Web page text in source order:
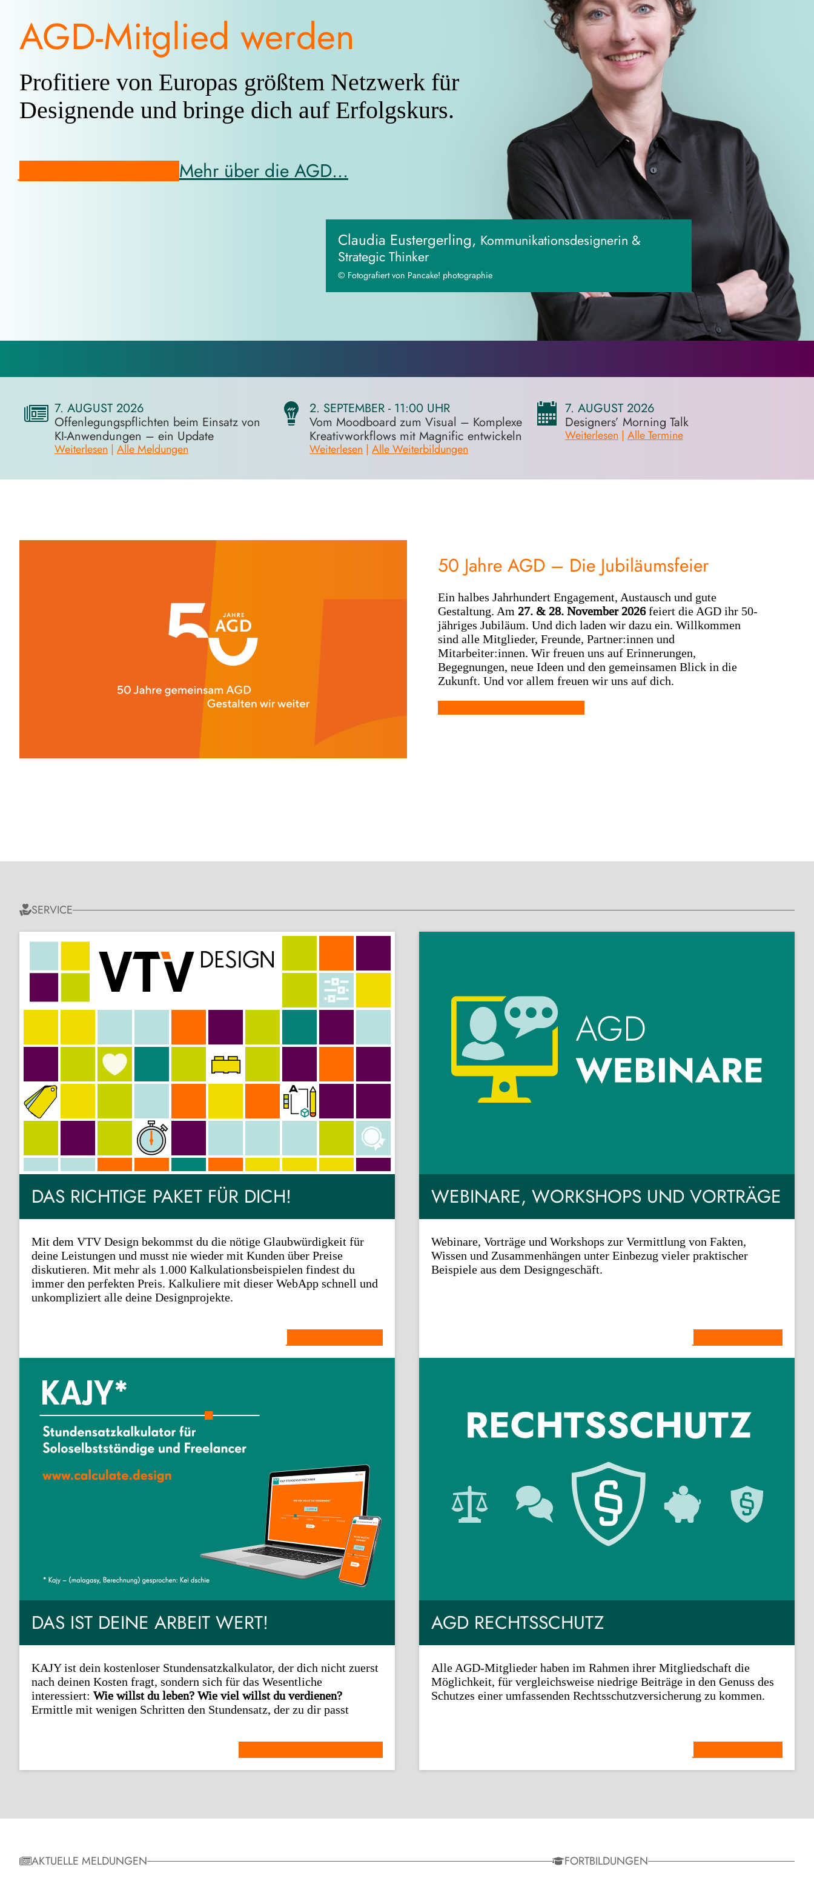
AGD-Mitglied werden
Profitiere von Europas größtem Netzwerk für
Designende und bringe dich auf Erfolgskurs.
Mehr über die AGD…
Claudia Eustergerling, Kommunikationsdesignerin &
Strategic Thinker
© Fotografiert von Pancake! photographie
7. AUGUST 2026
Offenlegungspflichten beim Einsatz von
KI-Anwendungen – ein Update
Weiterlesen | Alle Meldungen
2. SEPTEMBER - 11:00 UHR
Vom Moodboard zum Visual – Komplexe
Kreativworkflows mit Magnific entwickeln
Weiterlesen |Alle Weiterbildungen
7. AUGUST 2026
Designers’ Morning Talk
Weiterlesen | Alle Termine
50 Jahre AGD – Die Jubiläumsfeier
Ein halbes Jahrhundert Engagement, Austausch und gute
Gestaltung. Am27. & 28. November 2026feiert die AGD ihr 50-
jähriges Jubiläum. Und dich laden wir dazu ein. Willkommen
sind alle Mitglieder, Freunde, Partner:innen und
Mitarbeiter:innen. Wir freuen uns auf Erinnerungen,
Begegnungen, neue Ideen und den gemeinsamen Blick in die
Zukunft. Und vor allem freuen wir uns auf dich.
SERVICE
DAS RICHTIGE PAKET FÜR DICH!
Mit dem VTV Design bekommst du die nötige Glaubwürdigkeit für
deine Leistungen und musst nie wieder mit Kunden über Preise
diskutieren. Mit mehr als 1.000 Kalkulationsbeispielen findest du
immer den perfekten Preis. Kalkuliere mit dieser WebApp schnell und
unkompliziert alle deine Designprojekte.
WEBINARE, WORKSHOPS UND VORTRÄGE
Webinare, Vorträge und Workshops zur Vermittlung von Fakten,
Wissen und Zusammenhängen unter Einbezug vieler praktischer
Beispiele aus dem Designgeschäft.
DAS IST DEINE ARBEIT WERT!
KAJY ist dein kostenloser Stundensatzkalkulator, der dich nicht zuerst
nach deinen Kosten fragt, sondern sich für das Wesentliche
interessiert: Wie willst du leben? Wie viel willst du verdienen?
Ermittle mit wenigen Schritten den Stundensatz, der zu dir passt
AGD RECHTSSCHUTZ
Alle AGD-Mitglieder haben im Rahmen ihrer Mitgliedschaft die
Möglichkeit, für vergleichsweise niedrige Beiträge in den Genuss des
Schutzes einer umfassenden Rechtsschutzversicherung zu kommen.
AKTUELLE MELDUNGEN FORTBILDUNGEN